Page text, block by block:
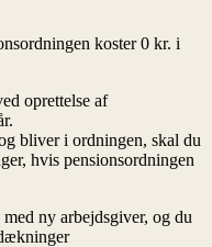
koster 0 kr. i
oprettelse af
bliver i ordningen, skal du
hvis pensionsordningen
ny arbejdsgiver, og du